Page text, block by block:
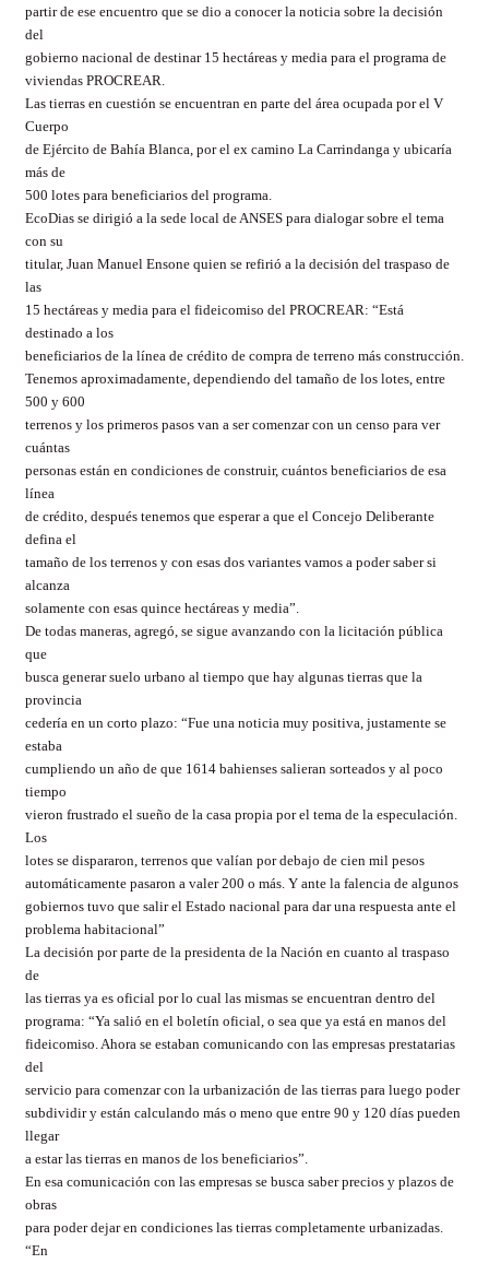
partir de ese encuentro que se dio a conocer la noticia sobre la decisión
del
gobierno nacional de destinar 15 hectáreas y media para el programa de
viviendas PROCREAR.
Las tierras en cuestión se encuentran en parte del área ocupada por el V
Cuerpo
de Ejército de Bahía Blanca, por el ex camino La Carrindanga y ubicaría
más de
500 lotes para beneficiarios del programa.
EcoDias se dirigió a la sede local de ANSES para dialogar sobre el tema
con su
titular, Juan Manuel Ensone quien se refirió a la decisión del traspaso de
las
15 hectáreas y media para el fideicomiso del PROCREAR: “Está
destinado a los
beneficiarios de la línea de crédito de compra de terreno más construcción.
Tenemos aproximadamente, dependiendo del tamaño de los lotes, entre
500 y 600
terrenos y los primeros pasos van a ser comenzar con un censo para ver
cuántas
personas están en condiciones de construir, cuántos beneficiarios de esa
línea
de crédito, después tenemos que esperar a que el Concejo Deliberante
defina el
tamaño de los terrenos y con esas dos variantes vamos a poder saber si
alcanza
solamente con esas quince hectáreas y media”.
De todas maneras, agregó, se sigue avanzando con la licitación pública
que
busca generar suelo urbano al tiempo que hay algunas tierras que la
provincia
cedería en un corto plazo: “Fue una noticia muy positiva, justamente se
estaba
cumpliendo un año de que 1614 bahienses salieran sorteados y al poco
tiempo
vieron frustrado el sueño de la casa propia por el tema de la especulación.
Los
lotes se dispararon, terrenos que valían por debajo de cien mil pesos
automáticamente pasaron a valer 200 o más. Y ante la falencia de algunos
gobiernos tuvo que salir el Estado nacional para dar una respuesta ante el
problema habitacional”
La decisión por parte de la presidenta de la Nación en cuanto al traspaso
de
las tierras ya es oficial por lo cual las mismas se encuentran dentro del
programa: “Ya salió en el boletín oficial, o sea que ya está en manos del
fideicomiso. Ahora se estaban comunicando con las empresas prestatarias
del
servicio para comenzar con la urbanización de las tierras para luego poder
subdividir y están calculando más o meno que entre 90 y 120 días pueden
llegar
a estar las tierras en manos de los beneficiarios”.
En esa comunicación con las empresas se busca saber precios y plazos de
obras
para poder dejar en condiciones las tierras completamente urbanizadas.
“En